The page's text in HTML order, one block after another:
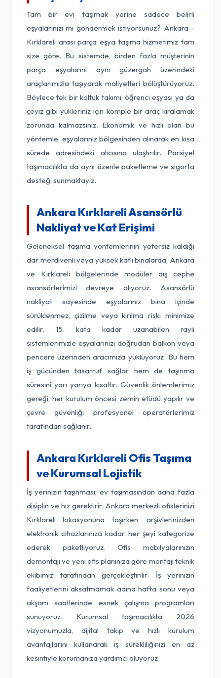
Tam bir evi taşımak yerine sadece belirli
eşyalarınızı mı göndermek istiyorsunuz? Ankara -
Kırklareli arası parça eşya taşıma hizmetimiz tam
size göre. Bu sistemde, birden fazla müşterinin
parça eşyalarını aynı güzergah üzerindeki
araçlarımızla taşıyarak maliyetleri bölüştürüyoruz.
Böylece tek bir koltuk takımı, öğrenci eşyası ya da
çeyiz gibi yükleriniz için komple bir araç kiralamak
zorunda kalmazsınız. Ekonomik ve hızlı olan bu
yöntemle, eşyalarınız bölgesinden alınarak en kısa
sürede adresindeki alıcısına ulaştırılır. Parsiyel
taşımacılıkta da aynı özenle paketleme ve sigorta
desteği sunmaktayız.
Ankara Kırklareli Asansörlü
Nakliyat ve Kat Erişimi
Geleneksel taşıma yöntemlerinin yetersiz kaldığı
dar merdivenli veya yüksek katlı binalarda, Ankara
ve Kırklareli bölgelerinde modüler dış cephe
asansörlerimizi devreye alıyoruz. Asansörlü
nakliyat sayesinde eşyalarınız bina içinde
sürüklenmez, çizilme veya kırılma riski minimize
edilir. 15. kata kadar uzanabilen raylı
sistemlerimizle eşyalarınızı doğrudan balkon veya
pencere üzerinden aracımıza yüklüyoruz. Bu hem
iş gücünden tasarruf sağlar hem de taşınma
süresini yarı yarıya kısaltır. Güvenlik önlemlerimiz
gereği, her kurulum öncesi zemin etüdü yapılır ve
çevre güvenliği profesyonel operatörlerimiz
tarafından sağlanır.
Ankara Kırklareli Ofis Taşıma
ve Kurumsal Lojistik
İş yerinizin taşınması, ev taşımasından daha fazla
disiplin ve hız gerektirir. Ankara merkezli ofislerinizi
Kırklareli lokasyonuna taşırken, arşivlerinizden
elektronik cihazlarınıza kadar her şeyi kategorize
ederek paketliyoruz. Ofis mobilyalarınızın
demontajı ve yeni ofis planınıza göre montajı teknik
ekibimiz tarafından gerçekleştirilir. İş yerinizin
faaliyetlerini aksatmamak adına hafta sonu veya
akşam saatlerinde esnek çalışma programları
sunuyoruz. Kurumsal taşımacılıkta 2026
vizyonumuzla, dijital takip ve hızlı kurulum
avantajlarını kullanarak iş sürekliliğinizi en az
kesintiyle korumanıza yardımcı oluyoruz.